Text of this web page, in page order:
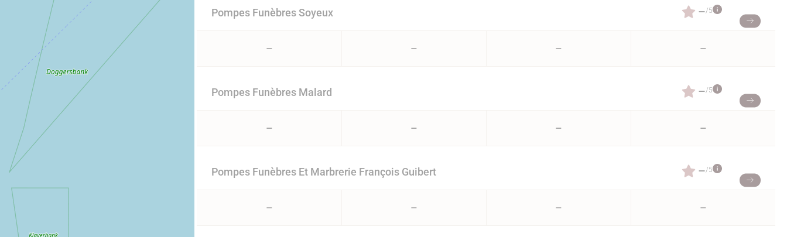
Pompes Funèbres Soyeux –/5
– – – –
Pompes Funèbres Malard –/5
– – – –
Pompes Funèbres Et Marbrerie François Guibert –/5
– – – –